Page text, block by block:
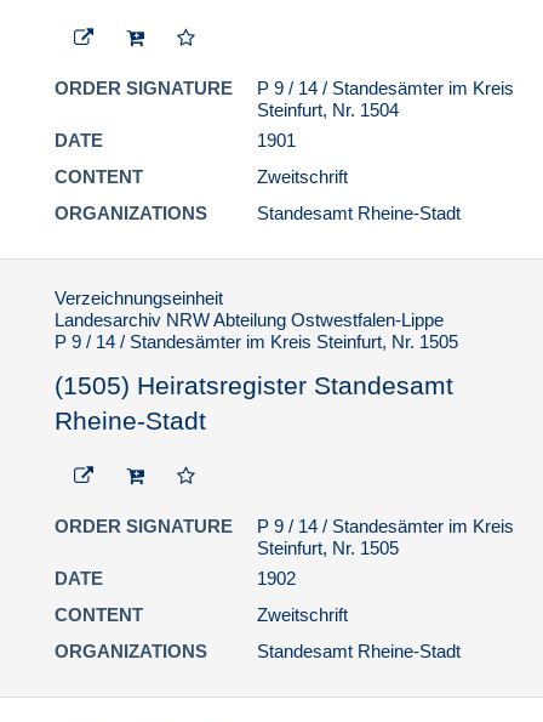
ORDER SIGNATURE
P 9 / 14 / Standesämter im Kreis
Steinfurt, Nr. 1504
DATE
1901
CONTENT
Zweitschrift
ORGANIZATIONS
Standesamt Rheine-Stadt
Verzeichnungseinheit
Landesarchiv NRW Abteilung Ostwestfalen-Lippe
P 9 / 14 / Standesämter im Kreis Steinfurt, Nr. 1505
(1505) Heiratsregister Standesamt
Rheine-Stadt
ORDER SIGNATURE
P 9 / 14 / Standesämter im Kreis
Steinfurt, Nr. 1505
DATE
1902
CONTENT
Zweitschrift
ORGANIZATIONS
Standesamt Rheine-Stadt